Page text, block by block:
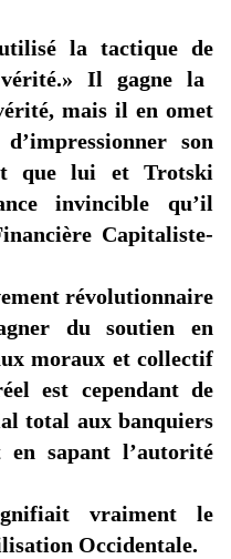
la tactique de
Il gagne la
mais il en omet
son
que lui et Trotski
invincible qu’il
Capitaliste-
révolutionnaire
du soutien en
moraux et collectif
est cependant de
total aux banquiers
sapant l’autorité
vraiment le
Occidentale.